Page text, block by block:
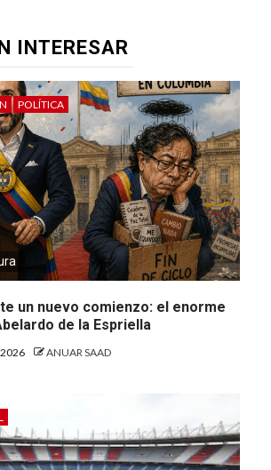
INTERESAR
POLÍTICA
un nuevo comienzo: el enorme
de la Espriella
ANUAR SAAD